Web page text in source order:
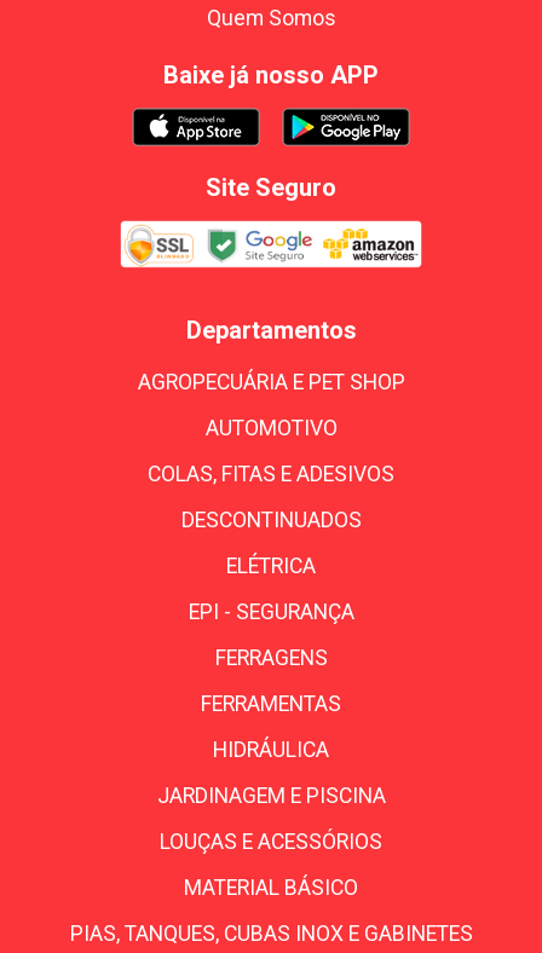
Quem Somos
Baixe já nosso APP
Site Seguro
Departamentos
AGROPECUÁRIA E PET SHOP
AUTOMOTIVO
COLAS, FITAS E ADESIVOS
DESCONTINUADOS
ELÉTRICA
EPI - SEGURANÇA
FERRAGENS
FERRAMENTAS
HIDRÁULICA
JARDINAGEM E PISCINA
LOUÇAS E ACESSÓRIOS
MATERIAL BÁSICO
PIAS, TANQUES, CUBAS INOX E GABINETES